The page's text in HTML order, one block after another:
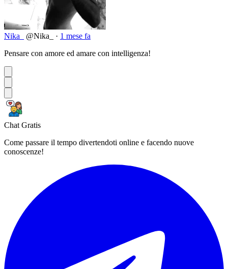
Nika_ @Nika_ · 1 mese fa
Pensare con amore ed amare con intelligenza!
Chat Gratis
Come passare il tempo divertendoti online e facendo nuove
conoscenze!